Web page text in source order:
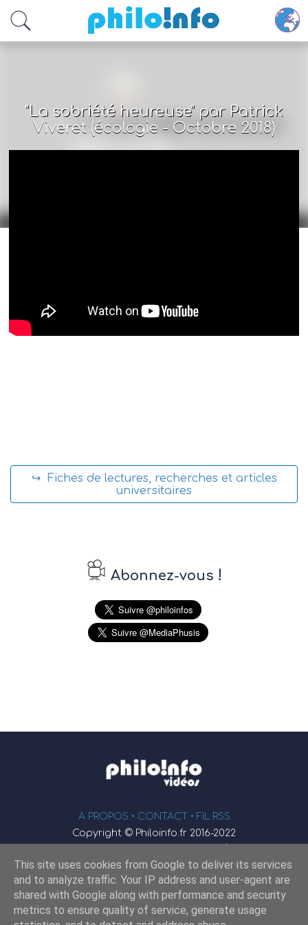
Accéder au contenu principal
"La sobriété heureuse" par Patrick
Viveret (écologie - Octobre 2018)
↪ Fiches de lectures, recherches et articles
universitaires
Abonnez-vous !
A PROPOS • CONTACT • FIL RSS
Copyright © Philoinfo.fr 2016-2022
φ
Webmaster : JEND
Retrouvez-nous sur
This site uses cookies from Google to deliver its services
and to analyze traffic. Your IP address and user-agent are
shared with Google along with performance and security
metrics to ensure quality of service, generate usage